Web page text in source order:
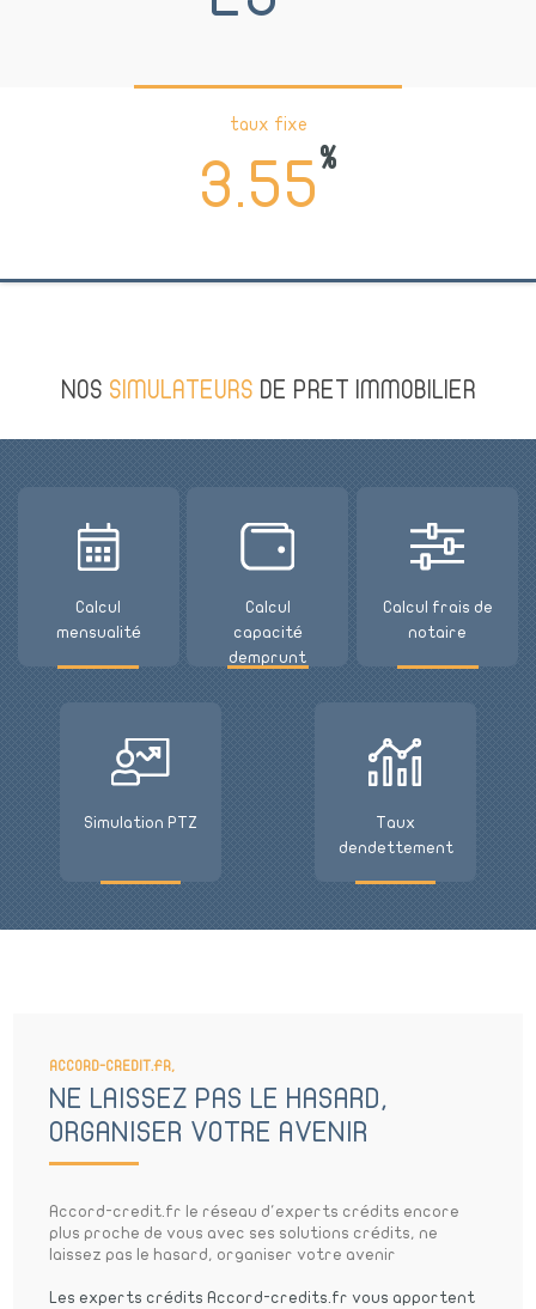
taux fixe
3.55%
NOS SIMULATEURS DE PRET IMMOBILIER
Calcul
mensualité
Calcul
capacité
demprunt
Calcul frais de
notaire
Simulation PTZ
Taux
dendettement
ACCORD-CREDIT.FR,
NE LAISSEZ PAS LE HASARD,
ORGANISER VOTRE AVENIR
Accord-credit.fr le réseau d'experts crédits encore
plus proche de vous avec ses solutions crédits, ne
laissez pas le hasard, organiser votre avenir
Les experts crédits Accord-credits.fr vous apportent